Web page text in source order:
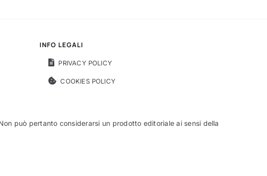
INFO LEGALI
PRIVACY POLICY
COOKIES POLICY
può pertanto considerarsi un prodotto editoriale ai sensi della